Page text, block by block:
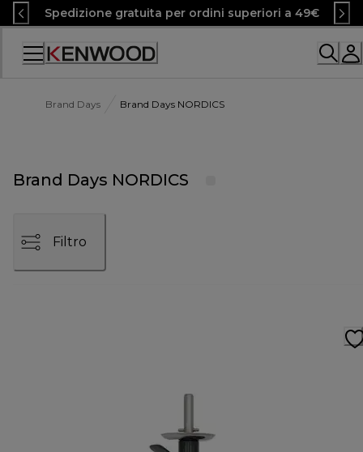
Skip
to
Content
Spedizione gratuita per ordini superiori a 49€
Accessibility
Brand Days Brand Days NORDICS
Brand Days NORDICS
Filtro